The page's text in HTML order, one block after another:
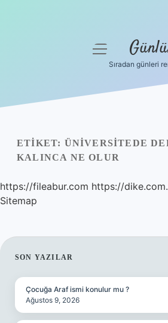
Yasal Uyarı
menüyü
Sıradan günleri
ETIKET: ÜNIVERSITEDE
KALINCA NE OLUR
https://fileabur.com https://
Sitemap
SIDEBAR
SON YAZILAR
Çocuğa Araf ismi konulur mu ?
Ağustos 9, 2026